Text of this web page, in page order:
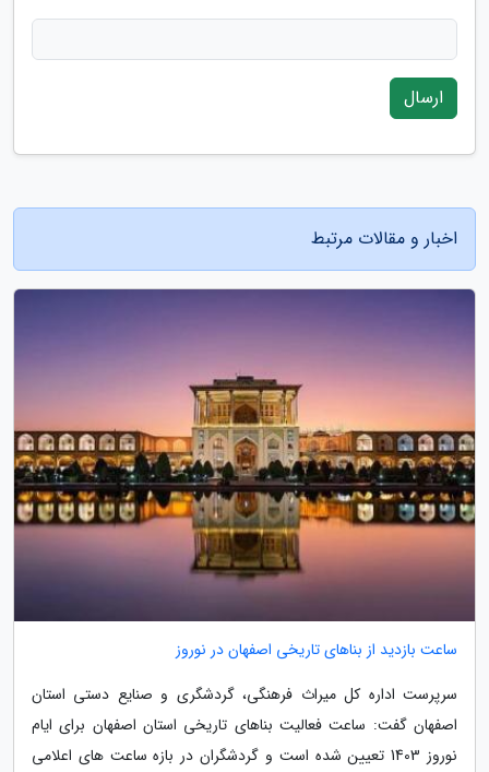
ارسال
اخبار و مقالات مرتبط
ساعت بازدید از بناهای تاریخی اصفهان در نوروز
سرپرست اداره کل میراث فرهنگی، گردشگری و صنایع دستی استان
اصفهان گفت: ساعت فعالیت بناهای تاریخی استان اصفهان برای ایام
نوروز 1403 تعیین شده است و گردشگران در بازه ساعت های اعلامی